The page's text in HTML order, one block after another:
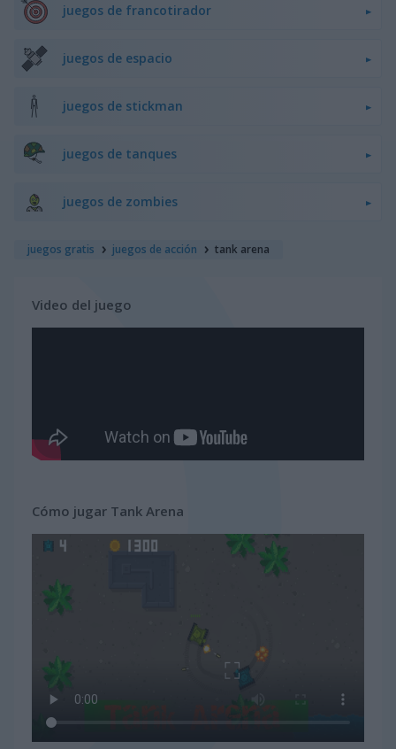
juegos de francotirador
juegos de espacio
juegos de stickman
juegos de tanques
juegos de zombies
juegos gratis juegos de acción tank arena
Video del juego
Cómo jugar Tank Arena